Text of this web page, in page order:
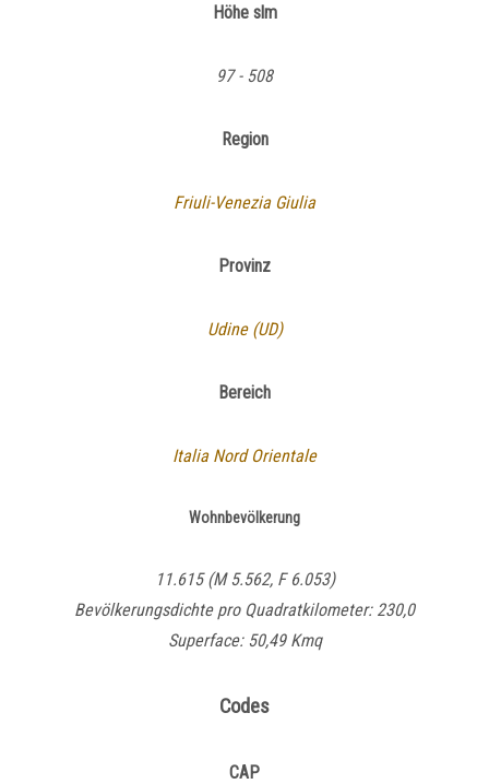
Höhe slm
97 - 508
Region
Friuli-Venezia Giulia
Provinz
Udine (UD)
Bereich
Italia Nord Orientale
Wohnbevölkerung
11.615 (M 5.562, F 6.053)
Bevölkerungsdichte pro Quadratkilometer: 230,0
Superface: 50,49 Kmq
Codes
CAP